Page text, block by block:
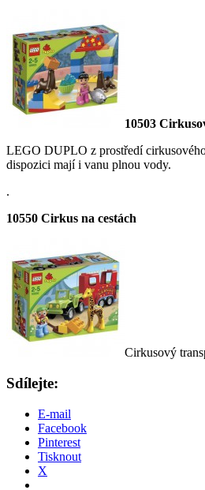
10503
LEGO DUPLO z prostředí
dispozici mají i vanu plnou vody.
.
10550 Cirkus na cestách
Cirkusový
Sdílejte:
E-mail
Facebook
Pinterest
Tisknout
X